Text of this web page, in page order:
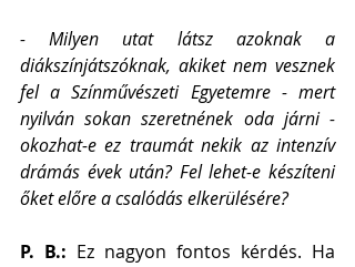
- Milyen utat látsz azoknak a
diákszínjátszóknak, akiket nem vesznek
fel a Színművészeti Egyetemre - mert
nyilván sokan szeretnének oda járni -
okozhat-e ez traumát nekik az intenzív
drámás évek után? Fel lehet-e készíteni
őket előre a csalódás elkerülésére?
P. B.: Ez nagyon fontos kérdés. Ha